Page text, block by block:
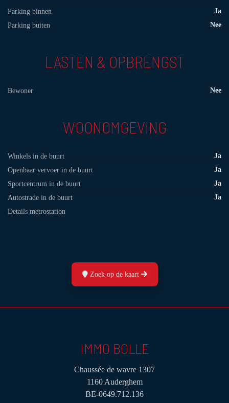
Parking binnen
Ja
Parking buiten
Nee
LASTEN & OPBRENGST
Bewoner Nee
WOONOMGEVING
Winkels in de buurt
Ja
Openbaar vervoer in de buurt
Ja
Sportcentrum in de buurt
Ja
Autostrade in de buurt
Ja
Details metrostation
Zoek op de kaart
IMMO BOLLE
Chaussée de wavre 1307
1160 Auderghem
BE-0649.712.136